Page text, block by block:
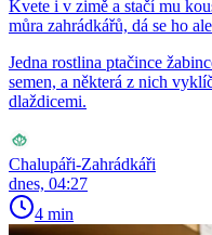
Kvete i v zimě a stačí mu
můra zahrádkářů, dá se ho
Jedna rostlina ptačince
semen, a některá z nich
dlaždicemi.
Chalupáři-Zahrádkáři
dnes, 04:27
4 min